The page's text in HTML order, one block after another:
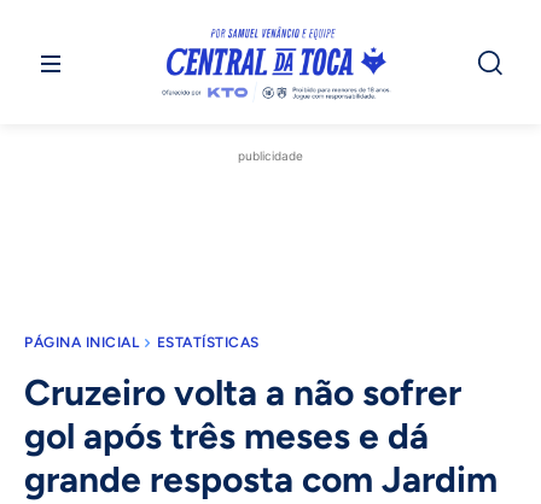
publicidade
PÁGINA INICIAL ESTATÍSTICAS
Cruzeiro volta a não sofrer
gol após três meses e dá
grande resposta com Jardim